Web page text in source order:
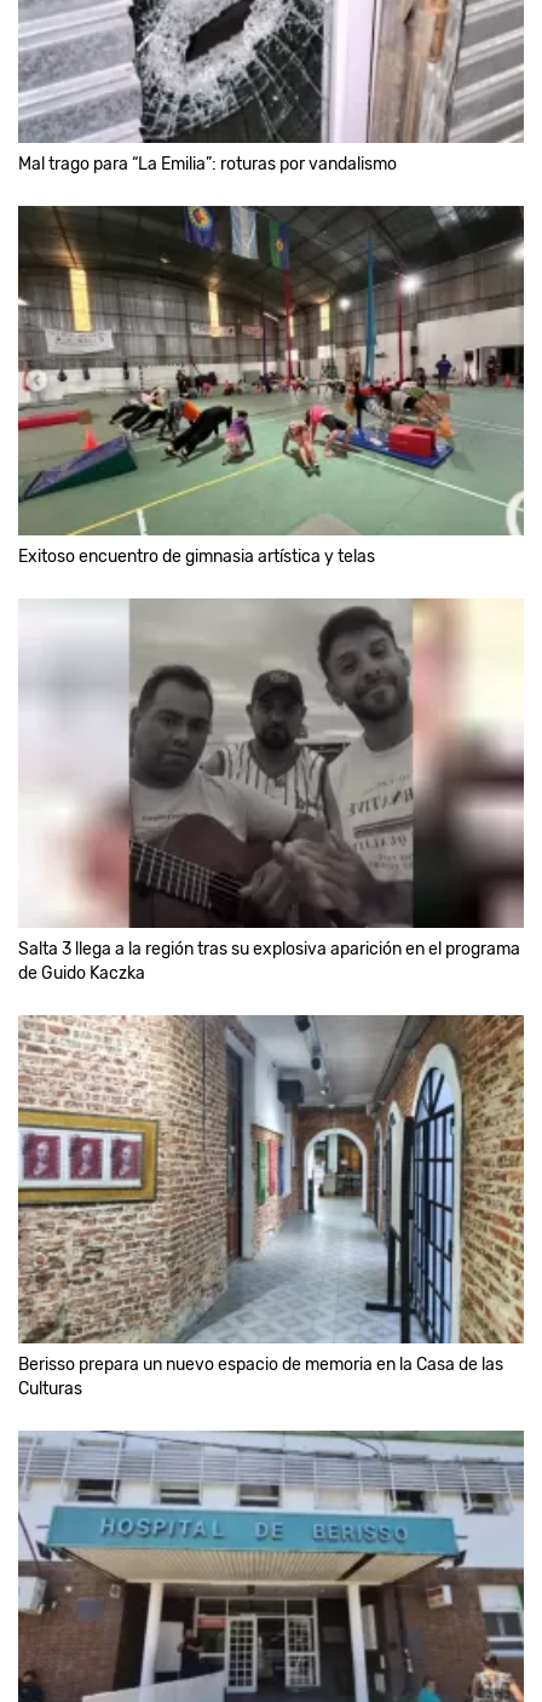
Mal trago para “La Emilia”: roturas por vandalismo
Exitoso encuentro de gimnasia artística y telas
Salta 3 llega a la región tras su explosiva aparición en el programa
de Guido Kaczka
Berisso prepara un nuevo espacio de memoria en la Casa de las
Culturas